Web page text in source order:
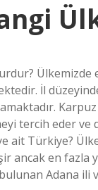
Ülkemizde
İl
tercih eder ve
ait Türkiye?
ancak en fazla
Adana ili